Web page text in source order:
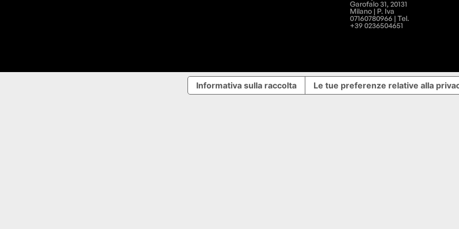
Garofalo 31, 20131
Milano | P. Iva
07160780966 | Tel.
+39 0236504651
Informativa sulla raccolta Le tue preferenze relative alla